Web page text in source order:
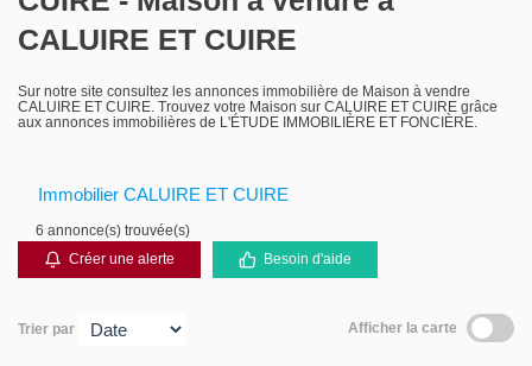
Estimation
CALUIRE ET CUIRE
Sur notre site consultez les annonces immobilière de Maison à vendre
CALUIRE ET CUIRE. Trouvez votre Maison sur CALUIRE ET CUIRE grâce
aux annonces immobilières de L'ÉTUDE IMMOBILIÈRE ET FONCIÈRE.
Immobilier CALUIRE ET CUIRE
6 annonce(s) trouvée(s)
Créer une alerte
Besoin d'aide
Trier par Afficher la carte